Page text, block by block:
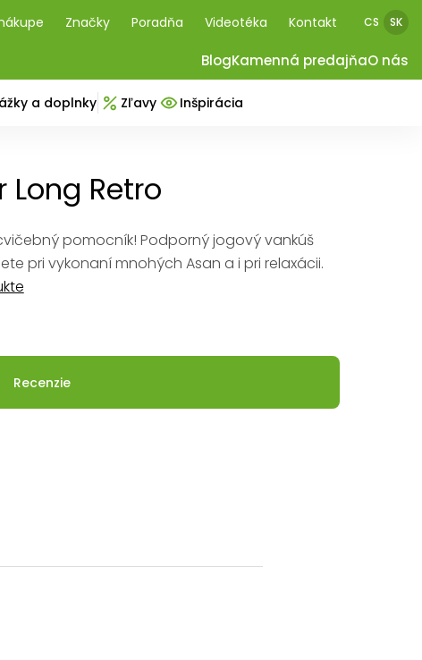
Značky Poradňa Videotéka Kontakt CS SK
BlogKamenná predajňaO nás
a doplnky Zľavy Inšpirácia
Long Retro
pomocník! Podporný jogový vankúš
pri vykonaní mnohých Asan a i pri relaxácii.
Recenzie